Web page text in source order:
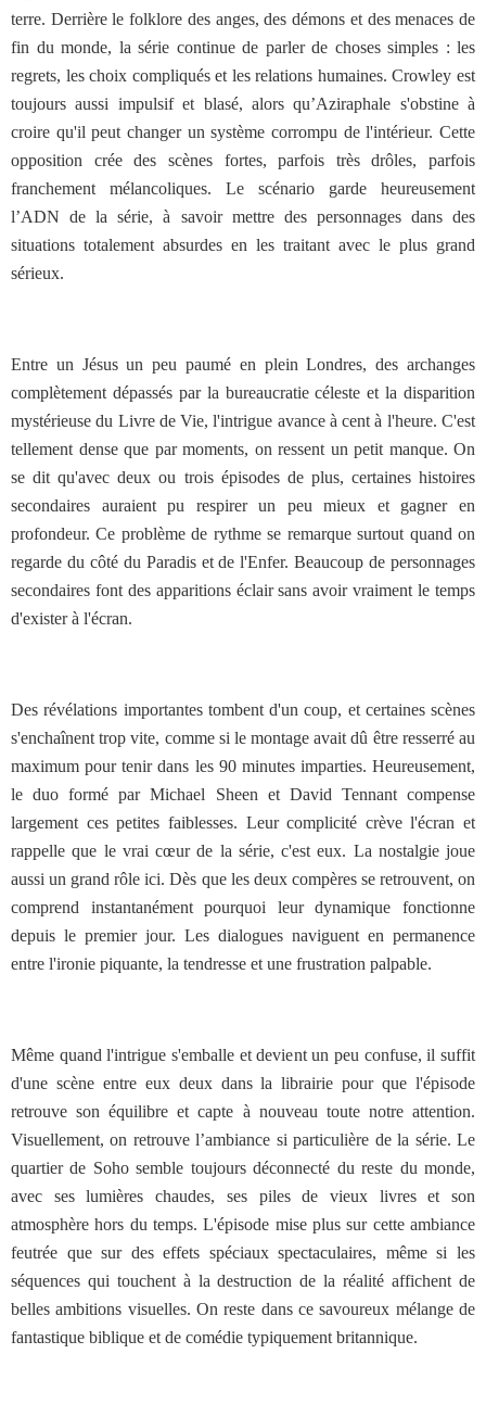
terre. Derrière le folklore des anges, des démons et des menaces de
fin du monde, la série continue de parler de choses simples : les
regrets, les choix compliqués et les relations humaines. Crowley est
toujours aussi impulsif et blasé, alors qu’Aziraphale s'obstine à
croire qu'il peut changer un système corrompu de l'intérieur. Cette
opposition crée des scènes fortes, parfois très drôles, parfois
franchement mélancoliques. Le scénario garde heureusement
l’ADN de la série, à savoir mettre des personnages dans des
situations totalement absurdes en les traitant avec le plus grand
sérieux.
Entre un Jésus un peu paumé en plein Londres, des archanges
complètement dépassés par la bureaucratie céleste et la disparition
mystérieuse du Livre de Vie, l'intrigue avance à cent à l'heure. C'est
tellement dense que par moments, on ressent un petit manque. On
se dit qu'avec deux ou trois épisodes de plus, certaines histoires
secondaires auraient pu respirer un peu mieux et gagner en
profondeur. Ce problème de rythme se remarque surtout quand on
regarde du côté du Paradis et de l'Enfer. Beaucoup de personnages
secondaires font des apparitions éclair sans avoir vraiment le temps
d'exister à l'écran.
Des révélations importantes tombent d'un coup, et certaines scènes
s'enchaînent trop vite, comme si le montage avait dû être resserré au
maximum pour tenir dans les 90 minutes imparties. Heureusement,
le duo formé par Michael Sheen et David Tennant compense
largement ces petites faiblesses. Leur complicité crève l'écran et
rappelle que le vrai cœur de la série, c'est eux. La nostalgie joue
aussi un grand rôle ici. Dès que les deux compères se retrouvent, on
comprend instantanément pourquoi leur dynamique fonctionne
depuis le premier jour. Les dialogues naviguent en permanence
entre l'ironie piquante, la tendresse et une frustration palpable.
Même quand l'intrigue s'emballe et devient un peu confuse, il suffit
d'une scène entre eux deux dans la librairie pour que l'épisode
retrouve son équilibre et capte à nouveau toute notre attention.
Visuellement, on retrouve l’ambiance si particulière de la série. Le
quartier de Soho semble toujours déconnecté du reste du monde,
avec ses lumières chaudes, ses piles de vieux livres et son
atmosphère hors du temps. L'épisode mise plus sur cette ambiance
feutrée que sur des effets spéciaux spectaculaires, même si les
séquences qui touchent à la destruction de la réalité affichent de
belles ambitions visuelles. On reste dans ce savoureux mélange de
fantastique biblique et de comédie typiquement britannique.